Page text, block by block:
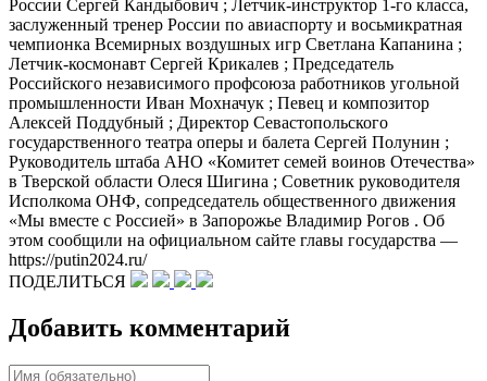
России Сергей Кандыбович ; Летчик-инструктор 1-го класса,
заслуженный тренер России по авиаспорту и восьмикратная
чемпионка Всемирных воздушных игр Светлана Капанина ;
Летчик-космонавт Сергей Крикалев ; Председатель
Российского независимого профсоюза работников угольной
промышленности Иван Мохначук ; Певец и композитор
Алексей Поддубный ; Директор Севастопольского
государственного театра оперы и балета Сергей Полунин ;
Руководитель штаба АНО «Комитет семей воинов Отечества»
в Тверской области Олеся Шигина ; Советник руководителя
Исполкома ОНФ, сопредседатель общественного движения
«Мы вместе с Россией» в Запорожье Владимир Рогов . Об
этом сообщили на официальном сайте главы государства —
https://putin2024.ru/
ПОДЕЛИТЬСЯ
Добавить комментарий